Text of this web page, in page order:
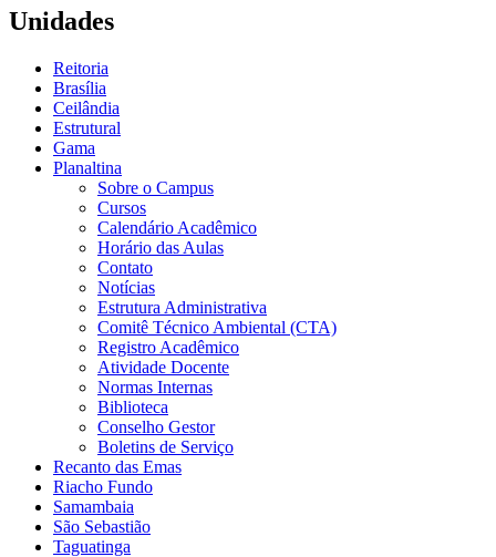
Unidades
Reitoria
Brasília
Ceilândia
Estrutural
Gama
Planaltina
Sobre o Campus
Cursos
Calendário Acadêmico
Horário das Aulas
Contato
Notícias
Estrutura Administrativa
Comitê Técnico Ambiental (CTA)
Registro Acadêmico
Atividade Docente
Normas Internas
Biblioteca
Conselho Gestor
Boletins de Serviço
Recanto das Emas
Riacho Fundo
Samambaia
São Sebastião
Taguatinga